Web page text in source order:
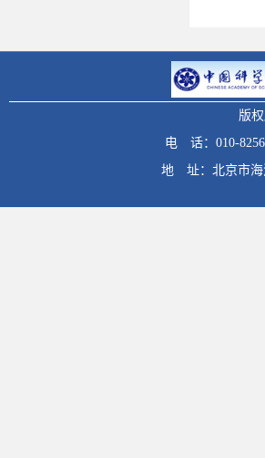
版
电 话：010-
地 址：北京市海